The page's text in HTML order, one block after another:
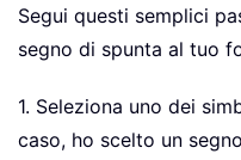
Segui questi semplici
segno di spunta al tuo
1. Seleziona uno dei
caso, ho scelto un